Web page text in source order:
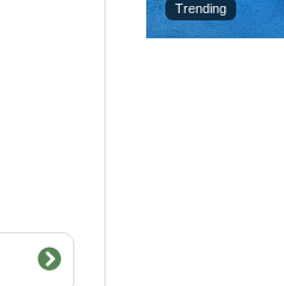
Trending